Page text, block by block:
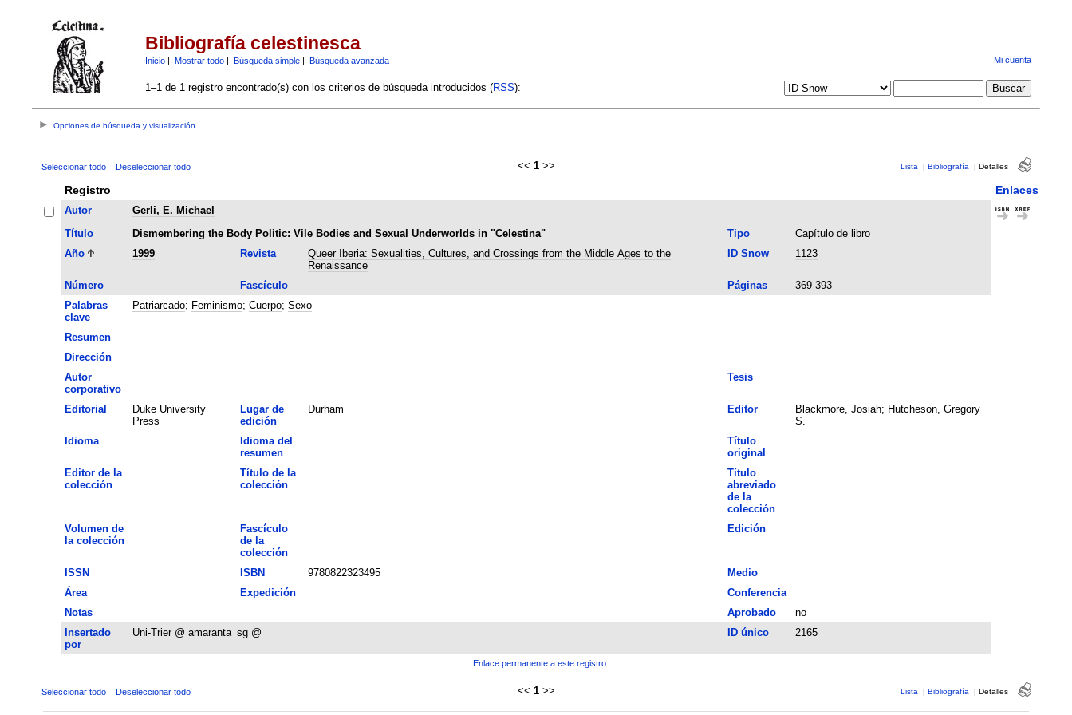
Bibliografía celestinesca
Inicio| Mostrar todo| Búsqueda simple| Búsqueda avanzada Mi cuenta
1–1 de 1 registro encontrado(s) con los criterios de búsqueda introducidos (RSS):
Opciones de búsqueda y visualización
Seleccionar todo Deseleccionar todo << 1 >> Lista | Bibliografía | Detalles
Registro Enlaces
Autor
Gerli, E. Michael
Título
Dismembering the Body Politic: Vile Bodies and Sexual Underworlds in "Celestina" Tipo
Capítulo de libro
Año
1999 Revista
Queer Iberia: Sexualities, Cultures, and Crossings from the Middle Ages to the
Renaissance
ID Snow 1123
Número Fascículo Páginas
369-393
Palabras
clave
Patriarcado; Feminismo; Cuerpo; Sexo
Resumen
Dirección
Autor
corporativo
Tesis
Editorial
Duke University
Press
Lugar de
edición
Durham Editor
Blackmore, Josiah; Hutcheson, Gregory
S.
Idioma
Idioma del
resumen
Título
original
Editor de la
colección
Título de la
colección
Título
abreviado
de la
colección
Volumen de
la colección
Fascículo
de la
colección
Edición
ISSN ISBN 9780822323495
Medio
Área
Expedición
Conferencia
Notas
Aprobado
no
Insertado
por
Uni-Trier @ amaranta_sg @ ID único 2165
Enlace permanente a este registro
Seleccionar todo Deseleccionar todo << 1 >> Lista | Bibliografía | Detalles